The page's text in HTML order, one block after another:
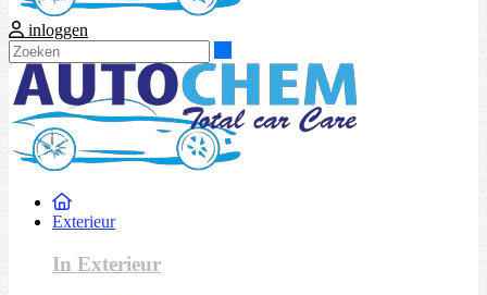
inloggen
Exterieur
In Exterieur